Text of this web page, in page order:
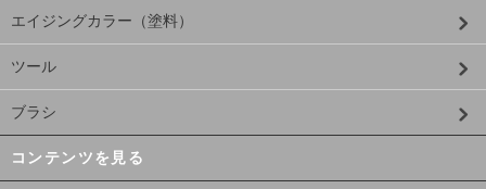
エイジングカラー（塗料）
ツール
ブラシ
コンテンツを見る